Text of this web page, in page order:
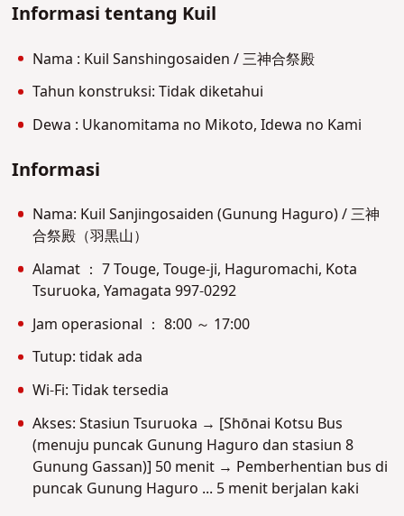
Informasi tentang Kuil
Nama : Kuil Sanshingosaiden / 三神合祭殿
Tahun konstruksi: Tidak diketahui
Dewa : Ukanomitama no Mikoto, Idewa no Kami
Informasi
Nama: Kuil Sanjingosaiden (Gunung Haguro) / 三神
合祭殿（羽黒山）
Alamat ： 7 Touge, Touge-ji, Haguromachi, Kota
Tsuruoka, Yamagata 997-0292
Jam operasional ： 8:00 ～ 17:00
Tutup: tidak ada
Wi-Fi: Tidak tersedia
Akses: Stasiun Tsuruoka → [Shōnai Kotsu Bus
(menuju puncak Gunung Haguro dan stasiun 8
Gunung Gassan)] 50 menit → Pemberhentian bus di
puncak Gunung Haguro ... 5 menit berjalan kaki